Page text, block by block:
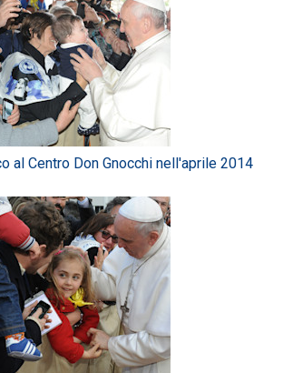
al Centro Don Gnocchi nell'aprile 2014